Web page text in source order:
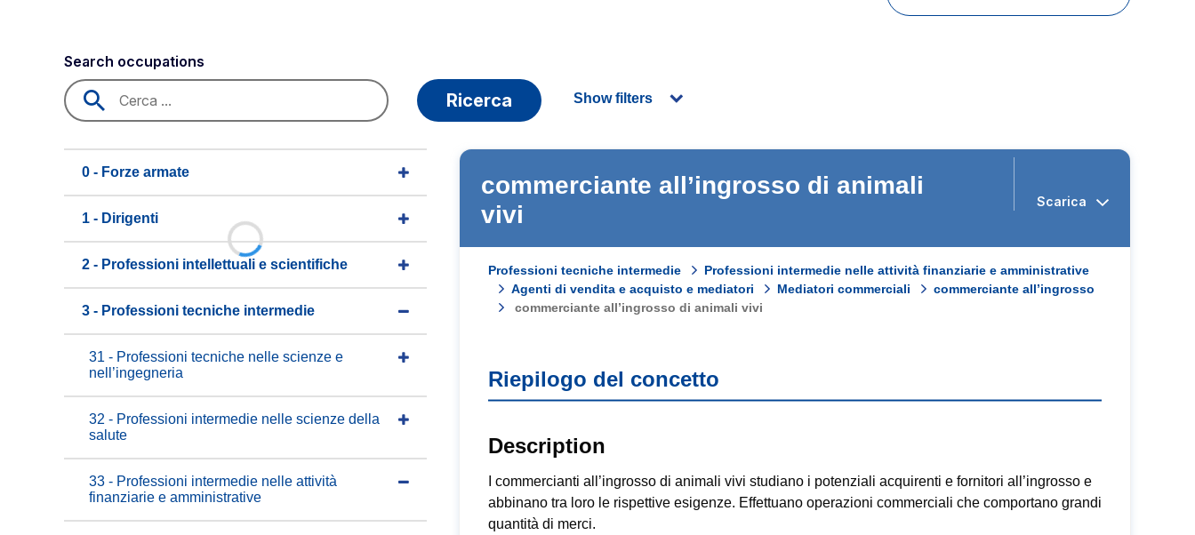
Search occupations
Ricerca Show filters
0 - Forze armate
1 - Dirigenti
2 - Professioni intellettuali e scientifiche
3 - Professioni tecniche intermedie
31 - Professioni tecniche nelle scienze e
nell’ingegneria
32 - Professioni intermedie nelle scienze della
salute
33 - Professioni intermedie nelle attività
finanziarie e amministrative
commerciante all’ingrosso di animali
vivi
Professioni tecniche intermedie
Professioni intermedie nelle attività finanziarie e amministrative
Agenti di vendita e acquisto e mediatori
Mediatori commerciali
commerciante all’ingrosso
commerciante all’ingrosso di animali vivi
Riepilogo del concetto
Description
I commercianti all’ingrosso di animali vivi studiano i potenziali acquirenti e fornitori all’ingrosso e
abbinano tra loro le rispettive esigenze. Effettuano operazioni commerciali che comportano grandi
quantità di merci.